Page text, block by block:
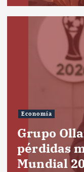
Economía
Grupo
pérdidas
Mundial